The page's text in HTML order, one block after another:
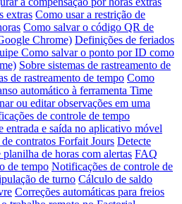
extras Como usar a restrição de
Como salvar o código QR de
Chrome) Definições de feriados
Como salvar o ponto por ID como
Sobre sistemas de rastreamento de
de rastreamento de tempo Como
automático à ferramenta Time
ou editar observações em uma
de controle de tempo
entrada e saída no aplicativo móvel
contratos Forfait Jours Detecte
de horas com alertas FAQ
de tempo Notificações de controle de
de turno Cálculo de saldo
Correções automáticas para freios